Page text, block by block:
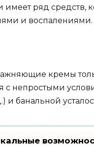
ряд средств,
и воспалениями.
кремы
с непростыми
и банальной